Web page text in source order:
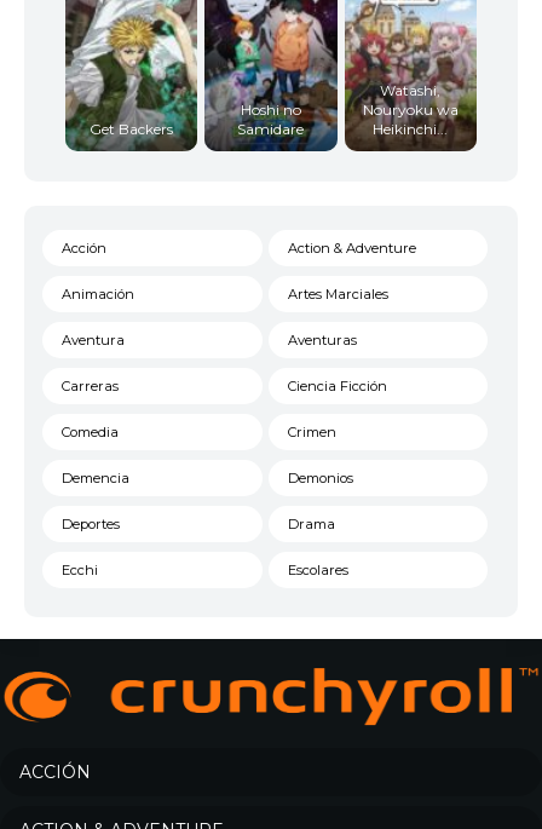
Get Backers
Hoshi no
Samidare
Watashi,
Nouryoku wa
Heikinchi...
Acción Action & Adventure
Animación Artes Marciales
Aventura Aventuras
Carreras Ciencia Ficción
Comedia Crimen
Demencia Demonios
Deportes Drama
Ecchi Escolares
Historico Infantil
ACCIÓN